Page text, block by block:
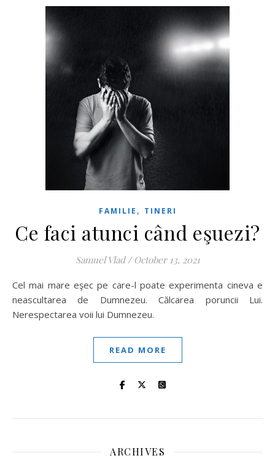
FAMILIE , TINERI
Ce faci atunci când eşuezi?
Samuel Vlad / October 13, 2021
Cel mai mare eşec pe care-l poate experimenta cineva e
neascultarea de Dumnezeu. Călcarea poruncii Lui.
Nerespectarea voii lui Dumnezeu.
READ MORE
ARCHIVES